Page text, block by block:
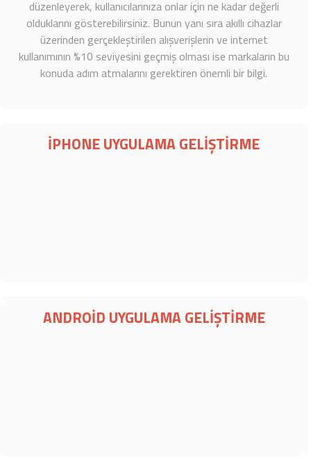
düzenleyerek, kullanıcılarınıza onlar için ne kadar değerli
olduklarını gösterebilirsiniz. Bunun yanı sıra akıllı cihazlar
üzerinden gerçekleştirilen alışverişlerin ve internet
kullanımının %10 seviyesini geçmiş olması ise markaların bu
konuda adım atmalarını gerektiren önemli bir bilgi.
İPHONE UYGULAMA GELİŞTİRME
ANDROİD UYGULAMA GELİŞTİRME